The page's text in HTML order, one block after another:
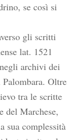
se così si
gli scritti
lat. 1521
archivi dei
Oltre
tra le scritte
del Marchese,
sua complessità